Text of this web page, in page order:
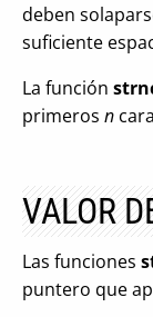
deben
suficiente
La función
primeros n
VALOR
Las funciones
puntero que